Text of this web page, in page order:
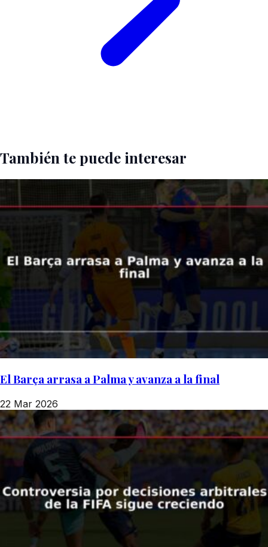
También te puede interesar
El Barça arrasa a Palma y avanza a la final
22 Mar 2026